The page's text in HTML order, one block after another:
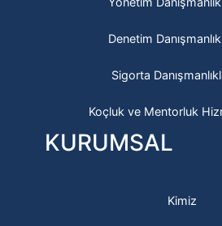
Denetim
Sigorta
Koçluk ve Mentorluk
KURUMSAL
Kimiz